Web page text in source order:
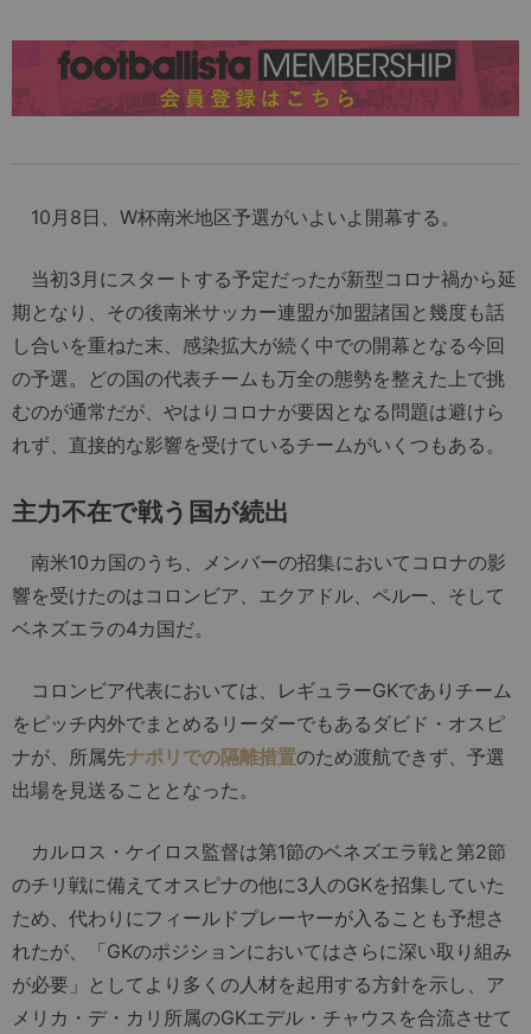
10月8日、W杯南米地区予選がいよいよ開幕する。
当初3月にスタートする予定だったが新型コロナ禍から延
期となり、その後南米サッカー連盟が加盟諸国と幾度も話
し合いを重ねた末、感染拡大が続く中での開幕となる今回
の予選。どの国の代表チームも万全の態勢を整えた上で挑
むのが通常だが、やはりコロナが要因となる問題は避けら
れず、直接的な影響を受けているチームがいくつもある。
主力不在で戦う国が続出
南米10カ国のうち、メンバーの招集においてコロナの影
響を受けたのはコロンビア、エクアドル、ペルー、そして
ベネズエラの4カ国だ。
コロンビア代表においては、レギュラーGKでありチーム
をピッチ内外でまとめるリーダーでもあるダビド・オスピ
ナが、所属先ナポリでの隔離措置のため渡航できず、予選
出場を見送ることとなった。
カルロス・ケイロス監督は第1節のベネズエラ戦と第2節
のチリ戦に備えてオスピナの他に3人のGKを招集していた
ため、代わりにフィールドプレーヤーが入ることも予想さ
れたが、「GKのポジションにおいてはさらに深い取り組み
が必要」としてより多くの人材を起用する方針を示し、ア
メリカ・デ・カリ所属のGKエデル・チャウスを合流させて